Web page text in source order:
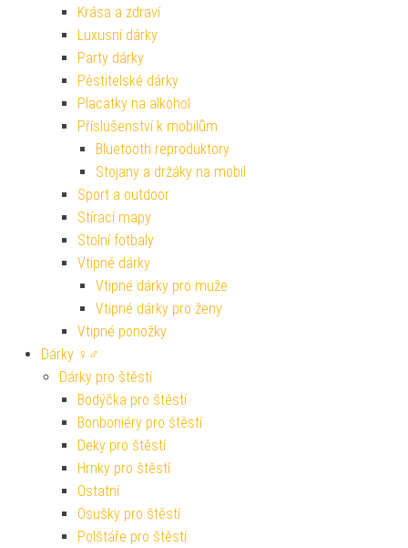
Krása a zdraví
Luxusní dárky
Party dárky
Pěstitelské dárky
Placatky na alkohol
Příslušenství k mobilům
Bluetooth reproduktory
Stojany a držáky na mobil
Sport a outdoor
Stírací mapy
Stolní fotbaly
Vtipné dárky
Vtipné dárky pro muže
Vtipné dárky pro ženy
Vtipné ponožky
Dárky ♀♂
Dárky pro štěstí
Bodýčka pro štěstí
Bonboniéry pro štěstí
Deky pro štěstí
Hrnky pro štěstí
Ostatní
Osušky pro štěstí
Polštáře pro štěstí